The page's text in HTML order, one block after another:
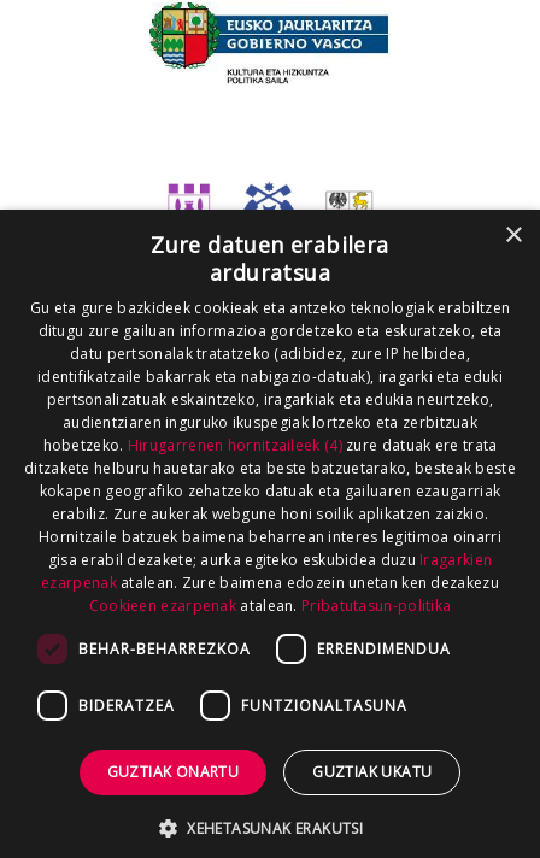
×
Zure datuen erabilera
arduratsua
Gu eta gure bazkideek cookieak eta antzeko teknologiak erabiltzen
ditugu zure gailuan informazioa gordetzeko eta eskuratzeko, eta
datu pertsonalak tratatzeko (adibidez, zure IP helbidea,
identifikatzaile bakarrak eta nabigazio-datuak), iragarki eta eduki
pertsonalizatuak eskaintzeko, iragarkiak eta edukia neurtzeko,
audientziaren inguruko ikuspegiak lortzeko eta zerbitzuak
hobetzeko. Hirugarrenen hornitzaileek (4)zure datuak ere trata
ditzakete helburu hauetarako eta beste batzuetarako, besteak beste
kokapen geografiko zehatzeko datuak eta gailuaren ezaugarriak
erabiliz. Zure aukerak webgune honi soilik aplikatzen zaizkio.
Hornitzaile batzuek baimena beharrean interes legitimoa oinarri
gisa erabil dezakete; aurka egiteko eskubidea duzu Iragarkien
ezarpenakatalean. Zure baimena edozein unetan ken dezakezu
Cookieen ezarpenak atalean. Pribatutasun-politika
BEHAR-BEHARREZKOA ERRENDIMENDUA
BIDERATZEA FUNTZIONALTASUNA
GUZTIAK ONARTU GUZTIAK UKATU
XEHETASUNAK ERAKUTSI